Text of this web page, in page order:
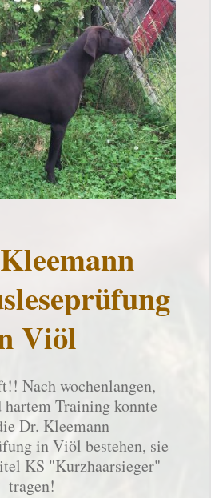
Viöl
Nach wochenlangen,
Training konnte
Dr. Kleemann
in Viöl bestehen, sie
KS "Kurzhaarsieger"
tragen!